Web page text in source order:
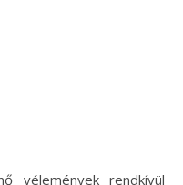
vélemények rendkívül